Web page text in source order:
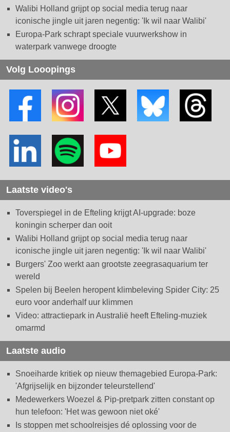
Walibi Holland grijpt op social media terug naar
iconische jingle uit jaren negentig: 'Ik wil naar Walibi'
Europa-Park schrapt speciale vuurwerkshow in
waterpark vanwege droogte
Volg Looopings
Laatste video's
Toverspiegel in de Efteling krijgt AI-upgrade: boze
koningin scherper dan ooit
Walibi Holland grijpt op social media terug naar
iconische jingle uit jaren negentig: 'Ik wil naar Walibi'
Burgers' Zoo werkt aan grootste zeegrasaquarium ter
wereld
Spelen bij Beelen heropent klimbeleving Spider City: 25
euro voor anderhalf uur klimmen
Video: attractiepark in Australië heeft Efteling-muziek
omarmd
Laatste audio
Snoeiharde kritiek op nieuw themagebied Europa-Park:
'Afgrijselijk en bijzonder teleurstellend'
Medewerkers Woezel & Pip-pretpark zitten constant op
hun telefoon: 'Het was gewoon niet oké'
Is stoppen met schoolreisjes dé oplossing voor de